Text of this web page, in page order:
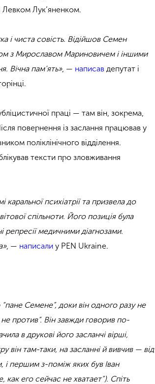
Лук’яненком.
і чиста совість. Відійшов Семен
з Мирославом Мариновичем і іншими
Вічна пам’ять», — написав депутат і
праці — там він, зокрема,
повернення із заслання працював у
поліклінічного відділення.
тексти про зловживання
психіатрії та призвела до
спільноти. Його позиція була
репресії медичними діагнозами.
, — написали у PEN Ukraine.
Семене”, доки він одного разу не
против”. Він завжди говорив по-
в друкові його засланчі вірші,
там-таки, на засланні й вивчив — від
і першим з-поміж яких був Іван
его сейчас не хватает”). Спіть